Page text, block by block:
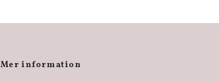
Mer information